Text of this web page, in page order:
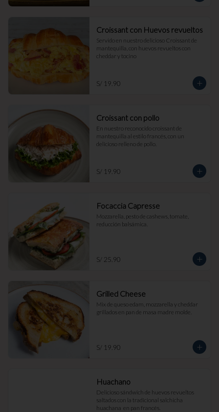
Croissant con Huevos revueltos
Servido en nuestro delicioso Croissant de
mantequilla, con huevos revueltos con
cheddar y tocino
S/ 19.90
Croissant con pollo
En nuestro reconocido croissant de
mantequilla al estilo francés, con un
delicioso relleno de pollo.
S/ 19.90
Focaccia Capresse
Mozzarella, pesto de cashews, tomate,
reducción balsámica.
S/ 25.90
Grilled Cheese
Mix de queso edam, mozzarella y cheddar
grillados en pan de masa madre molde.
S/ 19.90
Huachano
Delicioso sándwich de huevos revueltos
saltados con la tradicional salchicha
huachana  en pan francés.